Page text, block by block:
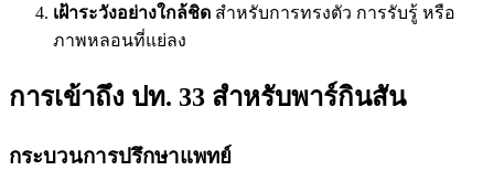
เฝ้าระวังอย่างใกล้ชิด สำหรับการทรงตัว การรับรู้ หรือ
ภาพหลอนที่แย่ลง
การเข้าถึง ปท. 33 สำหรับพาร์กินสัน
กระบวนการปรึกษาแพทย์